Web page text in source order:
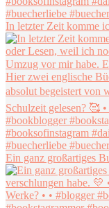
In letzter Zeit komme
Ein ganz großartiges